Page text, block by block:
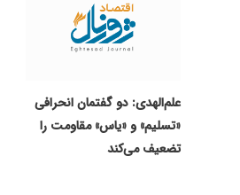
علم‌الهدی: دو گفتمان انحرافی
«تسلیم» و «یاس» مقاومت را
تضعیف می‌کند